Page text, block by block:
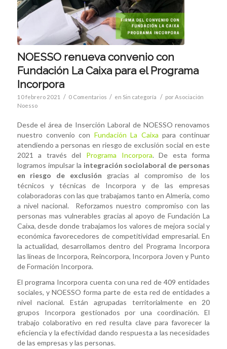
NOESSO renueva convenio con
Fundación La Caixa para el Programa
Incorpora
10 febrero 2021 / 0 Comentarios / en Sin categoría / porAsociación
Noesso
Desde el área de Inserción Laboral de NOESSO renovamos
nuestro convenio con Fundación La Caixa para continuar
atendiendo a personas en riesgo de exclusión social en este
2021 a través del Programa Incorpora. De esta forma
logramos impulsar la integración sociolaboral de personas
en riesgo de exclusión gracias al compromiso de los
técnicos y técnicas de Incorpora y de las empresas
colaboradoras con las que trabajamos tanto en Almería, como
a nivel nacional. Reforzamos nuestro compromiso con las
personas mas vulnerables gracias al apoyo de Fundación La
Caixa, desde donde trabajamos los valores de mejora social y
económica favorecedores de competitividad empresarial. En
la actualidad, desarrollamos dentro del Programa Incorpora
las líneas de Incorpora, Reincorpora, Incorpora Joven y Punto
de Formación Incorpora.
El programa Incorpora cuenta con una red de 409 entidades
sociales, y NOESSO forma parte de esta red de entidades a
nivel nacional. Están agrupadas territorialmente en 20
grupos Incorpora gestionados por una coordinación. El
trabajo colaborativo en red resulta clave para favorecer la
eficiencia y la efectividad dando respuesta a las necesidades
de las empresas y las personas.